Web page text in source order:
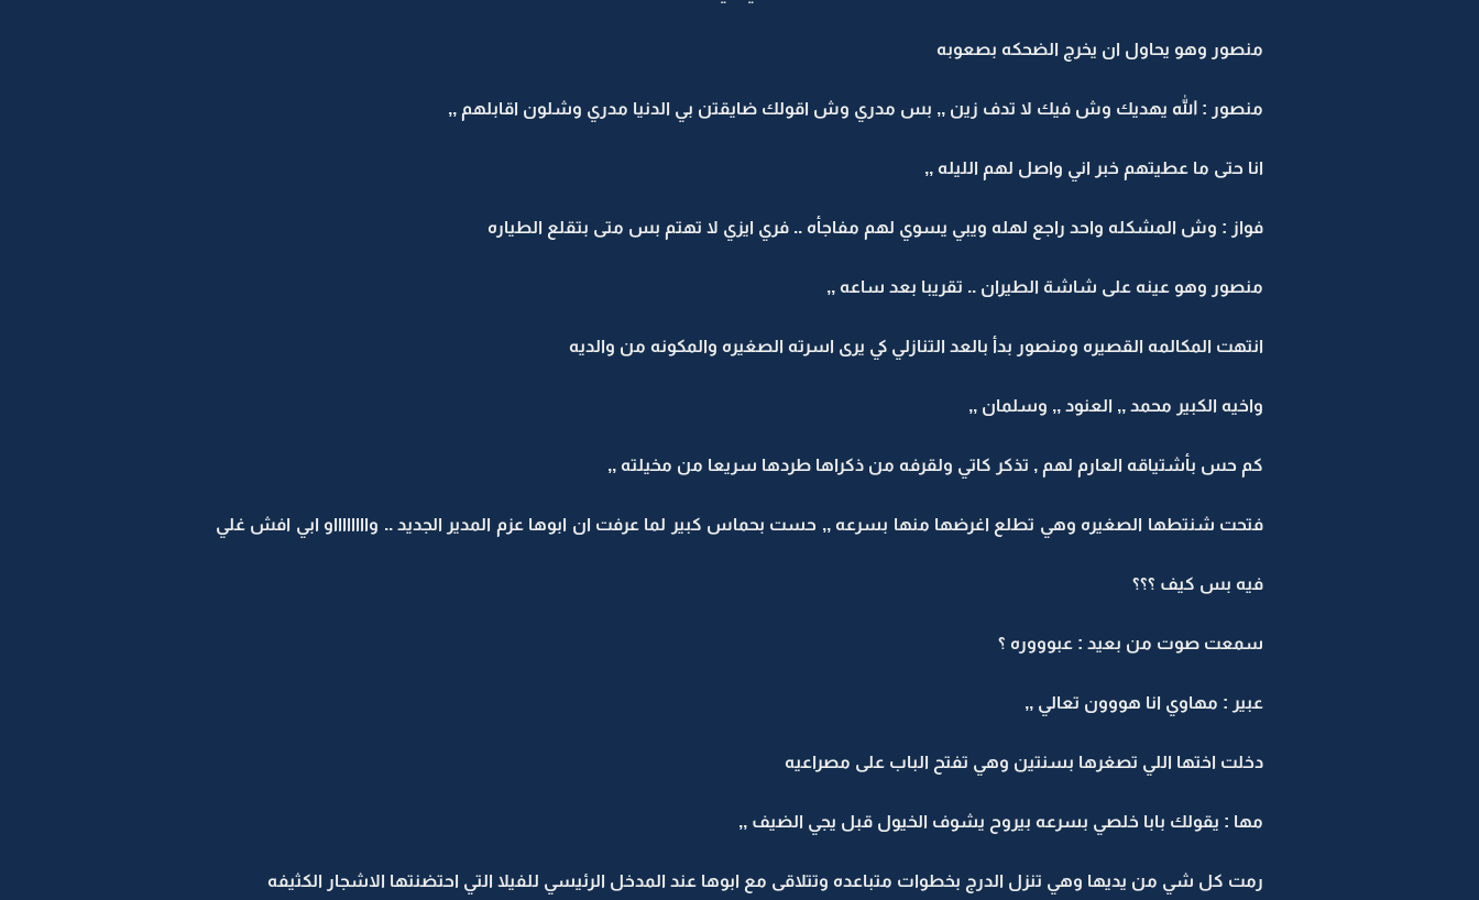
منصور وهو يحاول ان يخرج الضحكه بصعوبه
منصور : الله يهديك وش فيك لا تدف زين ,, بس مدري وش اقولك ضايقتن بي الدنيا مدري وشلون اقابلهم ,,
انا حتى ما عطيتهم خبر اني واصل لهم الليله ,,
فواز : وش المشكله واحد راجع لهله ويبي يسوي لهم مفاجأه .. فري ايزي لا تهتم بس متى بتقلع الطياره
منصور وهو عينه على شاشة الطيران .. تقريبا بعد ساعه ,,
انتهت المكالمه القصيره ومنصور بدأ بالعد التنازلي كي يرى اسرته الصغيره والمكونه من والديه
واخيه الكبير محمد ,, العنود ,, وسلمان ,,
كم حس بأشتياقه العارم لهم , تذكر كاتي ولقرفه من ذكراها طردها سريعا من مخيلته ,,
فتحت شنتطها الصغيره وهي تطلع اغرضها منها بسرعه ,, حست بحماس كبير لما عرفت ان ابوها عزم المدير الجديد .. وااااااااو ابي افش غلي
فيه بس كيف ؟؟؟
سمعت صوت من بعيد : عبوووره ؟
عبير : مهاوي انا هووون تعالي ,,
دخلت اختها اللي تصغرها بسنتين وهي تفتح الباب على مصراعيه
مها : يقولك بابا خلصي بسرعه بيروح يشوف الخيول قبل يجي الضيف ,,
رمت كل شي من يديها وهي تنزل الدرج بخطوات متباعده وتتلاقى مع ابوها عند المدخل الرئيسي للفيلا التي احتضنتها الاشجار الكثيفه